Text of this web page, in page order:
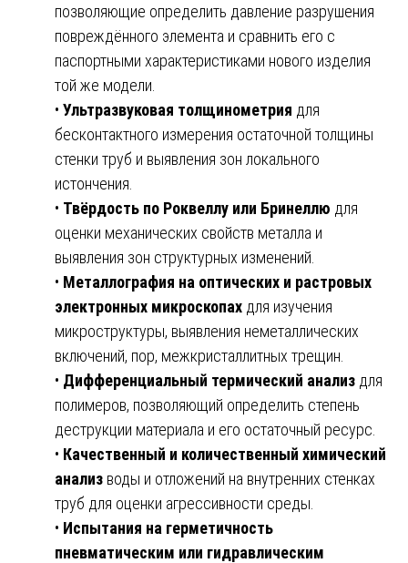
позволяющие определить давление разрушения
повреждённого элемента и сравнить его с
паспортными характеристиками нового изделия
той же модели.
• Ультразвуковая толщинометрия для
бесконтактного измерения остаточной толщины
стенки труб и выявления зон локального
истончения.
• Твёрдость по Роквеллу или Бринеллю для
оценки механических свойств металла и
выявления зон структурных изменений.
• Металлография на оптических и растровых
электронных микроскопах для изучения
микроструктуры, выявления неметаллических
включений, пор, межкристаллитных трещин.
• Дифференциальный термический анализ для
полимеров, позволяющий определить степень
деструкции материала и его остаточный ресурс.
• Качественный и количественный химический
анализ воды и отложений на внутренних стенках
труб для оценки агрессивности среды.
• Испытания на герметичность
пневматическим или гидравлическим